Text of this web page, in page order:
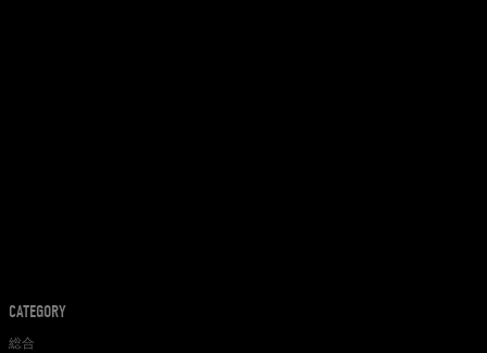
CATEGORY
総合